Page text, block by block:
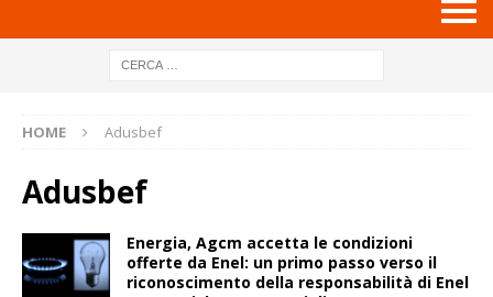
HOME Adusbef
Adusbef
Energia, Agcm accetta le condizioni
offerte da Enel: un primo passo verso il
riconoscimento della responsabilità di Enel